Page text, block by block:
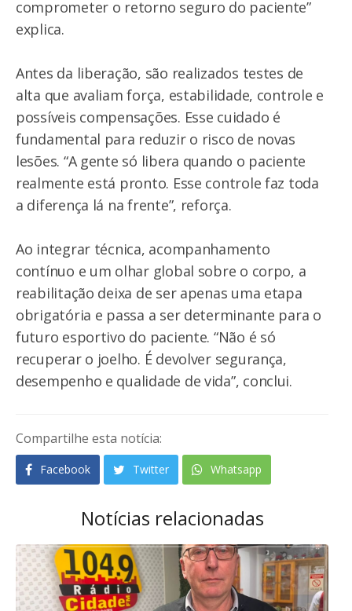
comprometer o retorno seguro do paciente”
explica.
Antes da liberação, são realizados testes de
alta que avaliam força, estabilidade, controle e
possíveis compensações. Esse cuidado é
fundamental para reduzir o risco de novas
lesões. “A gente só libera quando o paciente
realmente está pronto. Esse controle faz toda
a diferença lá na frente”, reforça.
Ao integrar técnica, acompanhamento
contínuo e um olhar global sobre o corpo, a
reabilitação deixa de ser apenas uma etapa
obrigatória e passa a ser determinante para o
futuro esportivo do paciente. “Não é só
recuperar o joelho. É devolver segurança,
desempenho e qualidade de vida”, conclui.
Compartilhe esta notícia:
Facebook Twitter Whatsapp
Notícias relacionadas